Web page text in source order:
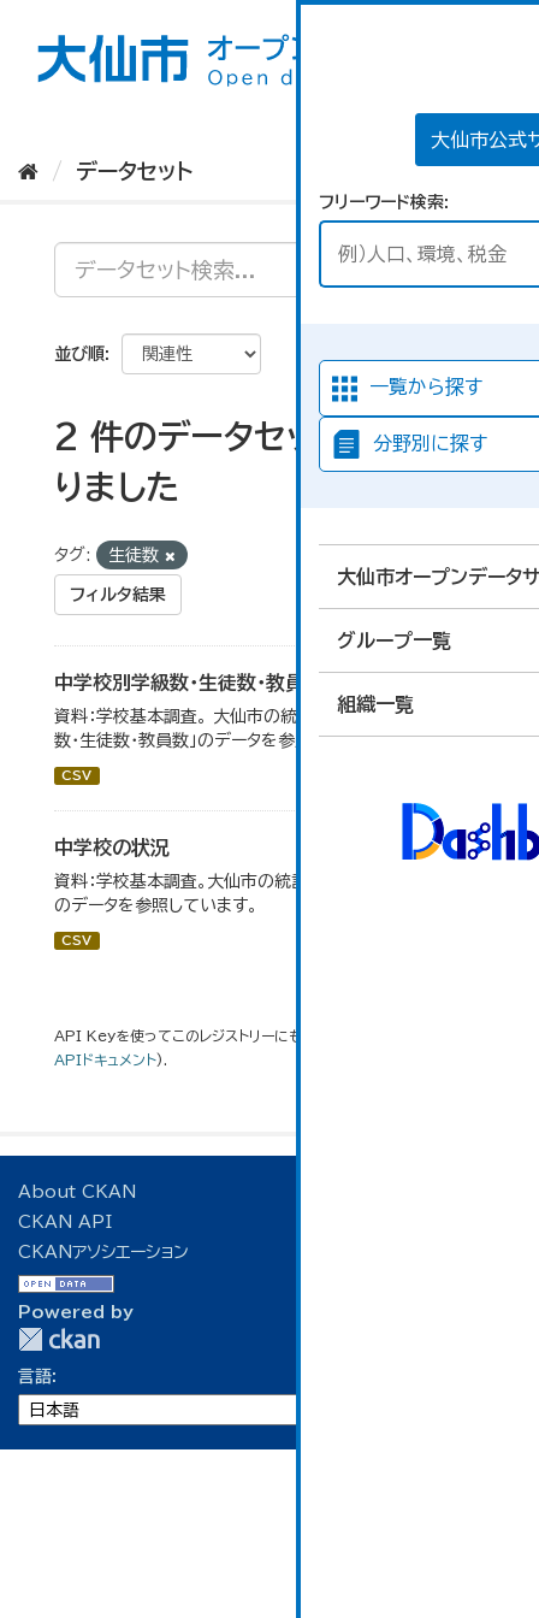
大仙市公式
フリーワード検索
一覧から探す
分野別に探す
大仙市オープンデータ
グループ一覧
組織一覧
データセット
並び順
2 件のデータセットが見つか
りました
タグ: 生徒数
フィルタ結果
中学校別学級数・生徒数・教員数
資料：学校基本調査。 大仙市の統計「14-6 中学校別学級
数・生徒数・教員数」のデータを参照しています。
CSV
中学校の状況
資料：学校基本調査。大仙市の統計「14-5 中学校の状況」
のデータを参照しています。
CSV
API Keyを使ってこのレジストリーにもアクセス可能です
APIドキュメント).
About CKAN
CKAN API
CKANアソシエーション
Powered by
言語